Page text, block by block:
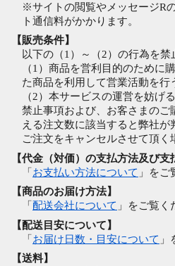
※サイトの閲覧やメッセージR
ト通信料がかかります。
【販売条件】
以下の（1）～（2）の行為を禁
（1）商品を営利目的のために
た商品を利用して営業活動を行
（2）本サービスの運営を妨げ
禁止事項および、お客さまのご
える注文数に該当すると弊社が
ご注文をキャンセルさせて頂く
【代金（対価）の支払方法及び支
「 お支払い方法について 」をご
【商品のお届け方法】
「 配送会社について 」をご覧く
【配送目安について】
「 お届け日数・目安について 」
【送料】